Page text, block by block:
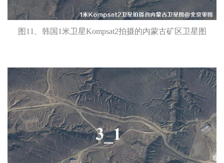
图11、韩国1米卫星Kompsat2拍摄的内蒙古矿区卫星图